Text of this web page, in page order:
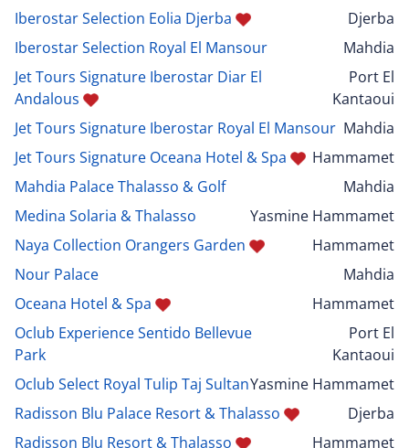
Iberostar Selection Eolia Djerba
Djerba
Iberostar Selection Royal El Mansour
Mahdia
Jet Tours Signature Iberostar Diar El
Andalous
Port El
Kantaoui
Jet Tours Signature Iberostar Royal El Mansour Mahdia
Jet Tours Signature Oceana Hotel & Spa
Hammamet
Mahdia Palace Thalasso & Golf
Mahdia
Medina Solaria & Thalasso
Yasmine Hammamet
Naya Collection Orangers Garden
Hammamet
Nour Palace
Mahdia
Oceana Hotel & Spa
Hammamet
Oclub Experience Sentido Bellevue
Park
Port El
Kantaoui
Oclub Select Royal Tulip Taj SultanYasmine Hammamet
Radisson Blu Palace Resort & Thalasso
Djerba
Radisson Blu Resort & Thalasso
Hammamet